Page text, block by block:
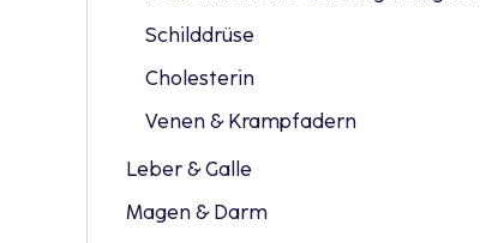
Schilddrüse
Cholesterin
Venen & Krampfadern
Leber & Galle
Magen & Darm